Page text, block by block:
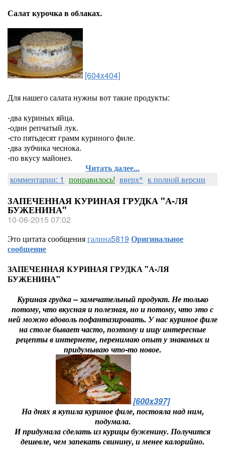
Салат курочка в облаках.
[604x404]
Для нашего салата нужны вот такие продукты:
-два куриных яйца.
-один репчатый лук.
-сто пятьдесят грамм куриного филе.
-два зубчика чеснока.
-по вкусу майонез.
Читать далее...
комментарии: 1 понравилось! вверх^ к полной версии
ЗАПЕЧЕННАЯ КУРИНАЯ ГРУДКА "А-ЛЯ
БУЖЕНИНА"
10-06-2015 07:02
Это цитата сообщениягалина5819 Оригинальное
сообщение
ЗАПЕЧЕННАЯ КУРИНАЯ ГРУДКА "А-ЛЯ
БУЖЕНИНА"
Куриная грудка – замечательный продукт. Не только
потому, что вкусная и полезная, но и потому, что это с
ней можно вдоволь пофантазировать. У нас куриное филе
на столе бывает часто, поэтому и ищу интересные
рецепты в интернете, перенимаю опыт у знакомых и
придумываю что-то новое.
[600x397]
На днях я купила куриное филе, постояла над ним,
подумала.
И придумала сделать из курицы буженину. Получится
дешевле, чем запекать свинину, и менее калорийно.